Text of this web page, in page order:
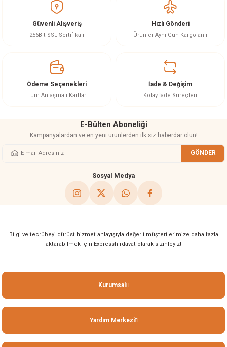
Güvenli Alışveriş
256Bit SSL Sertifikalı
Hızlı Gönderi
Ürünler Aynı Gün Kargolanır
Ödeme Seçenekleri
Tüm Anlaşmalı Kartlar
İade & Değişim
Kolay İade Süreçleri
E-Bülten Aboneliği
Kampanyalardan ve en yeni ürünlerden ilk siz haberdar olun!
GÖNDER
Sosyal Medya
Bilgi ve tecrübeyi dürüst hizmet anlayışıyla değerli müşterilerimize daha fazla
aktarabilmek için Expresshirdavat olarak sizinleyiz!
Kurumsal
Yardım Merkezi